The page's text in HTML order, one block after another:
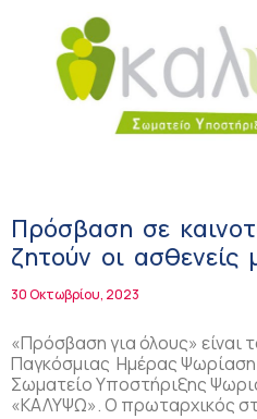
Πρόσβαση σε
ζητούν οι ασθενείς
30 Οκτωβρίου, 2023
«Πρόσβαση για όλους» είναι
Παγκόσμιας Ημέρας
Σωματείο Υποστήριξης
«ΚΑΛΥΨΩ». Ο πρωταρχικός